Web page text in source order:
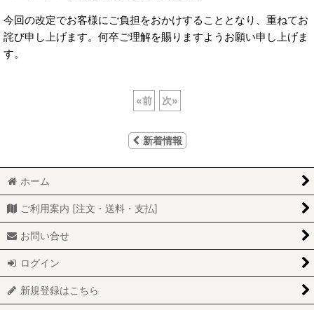
今回の改定でお客様にご負担をおかけすることとなり、重ねてお
詫び申し上げます。何卒ご理解を賜りますようお願い申し上げま
す。
«前 次»
新着情報
ホーム
ご利用案内 [注文・送料・支払]
お問い合せ
ログイン
新規登録はこちら